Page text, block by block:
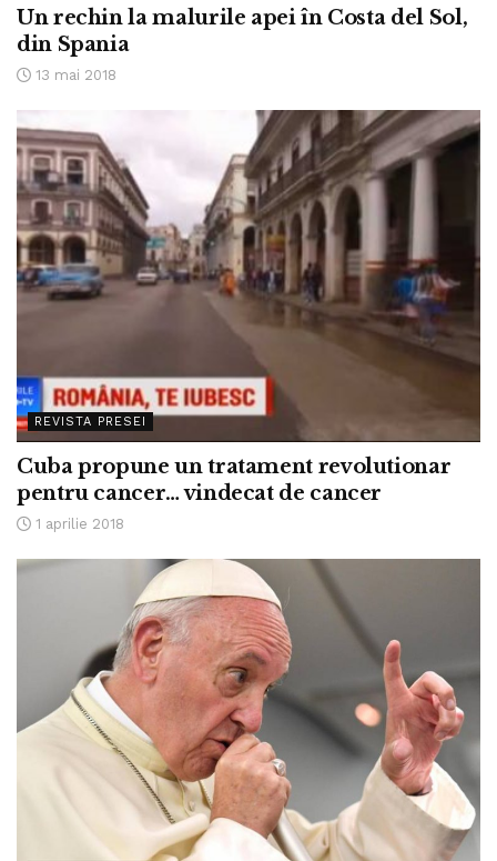
Un rechin la malurile apei în Costa del Sol,
din Spania
13 mai 2018
REVISTA PRESEI
Cuba propune un tratament revolutionar
pentru cancer… vindecat de cancer
1 aprilie 2018